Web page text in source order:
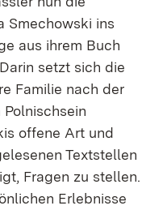
Smechowski ins
aus ihrem Buch
setzt sich die
Familie nach der
offene Art und
Textstellen
Fragen zu stellen.
Erlebnisse